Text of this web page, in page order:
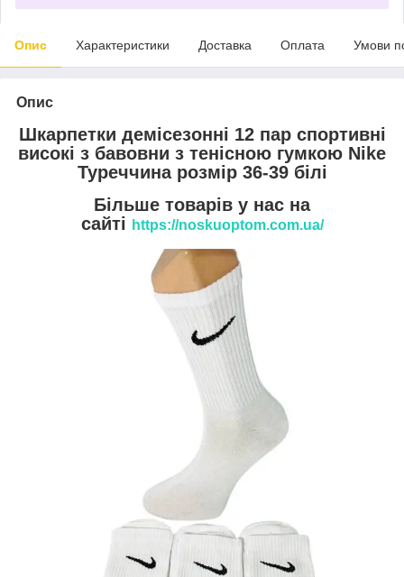
Опис Характеристики Доставка Оплата Умови
Опис
Шкарпетки демісезонні 12 пар спортивні
високі з бавовни з тенісною гумкою Nike
Туреччина розмір 36-39 білі
Більше товарів у нас на
сайті https://noskuoptom.com.ua/